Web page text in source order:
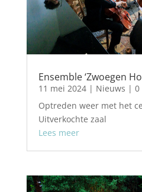
Ensemble ‘Zwoegen
11 mei 2024| Nieuws | 0
Optreden weer met het
Uitverkochte zaal
Lees meer